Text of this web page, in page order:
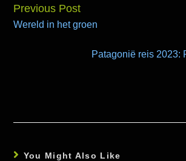
Continue
Reading
Previous Post
Wereld in het groen
Patagonië reis 2023:
You Might Also Like